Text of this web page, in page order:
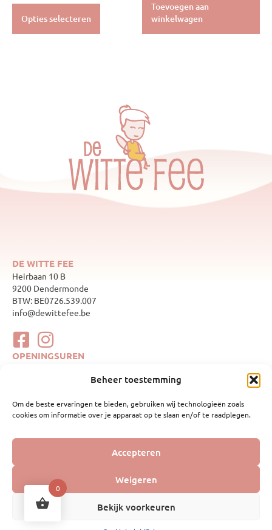
Beheer toestemming
Om de beste ervaringen te bieden, gebruiken wij technologieën zoals
cookies om informatie over je apparaat op te slaan en/of te raadplegen.
Accepteren
Weigeren
Bekijk voorkeuren
Opties selecteren
Toevoegen aan
winkelwagen
DE WITTE FEE
Heirbaan 10 B
9200 Dendermonde
BTW: BE0726.539.007
info@dewittefee.be
OPENINGSUREN
10:00–17:00
donderdag
10:00–17:00
vrijdag
10:00–17:00
zondag
Gesloten
Mijn account
Geboortelijsten
Webshop
0